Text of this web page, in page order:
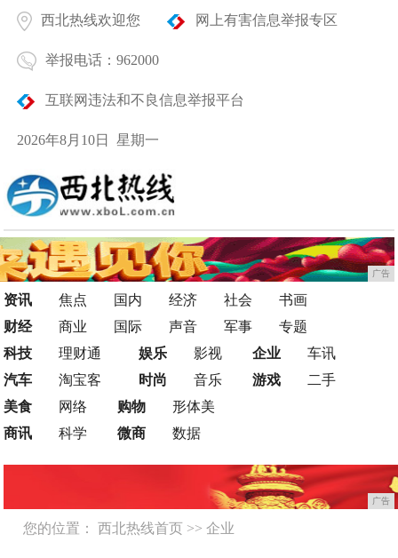
西北热线欢迎您 网上有害信息举报专区
举报电话：962000
互联网违法和不良信息举报平台
2026年8月10日 星期一
广告
资讯 焦点 国内 经济 社会
书画
财经
商业 国际 声音 军事
专题
科技
理财通
汽车
淘宝客
娱乐
影视
时尚
音乐
企业
车讯
游戏
二手
美食
网络
商讯
科学
购物
形体美
微商
数据
广告
您的位置：西北热线首页 >>企业